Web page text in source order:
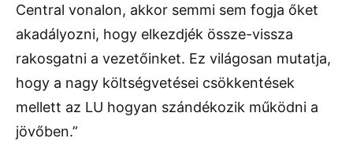
Central vonalon, akkor semmi sem fogja őket
akadályozni, hogy elkezdjék össze-vissza
rakosgatni a vezetőinket. Ez világosan mutatja,
hogy a nagy költségvetései csökkentések
mellett az LU hogyan szándékozik működni a
jövőben.”